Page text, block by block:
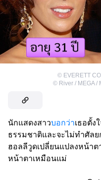
© EVERETT
© River / MEGA /
นักแสดงสาวบอกว่าเธอตั้ง
ธรรมชาติและจะไม่ทำศัลย
ฮอลลีวูดเปลี่ยนแปลงหน้าต
หน้าตาเหมือนแม่